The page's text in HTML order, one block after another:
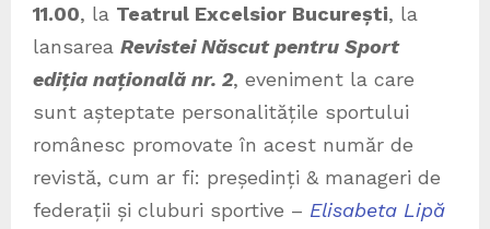
11.00, la Teatrul Excelsior București, la
lansarea Revistei Născut pentru Sport
ediția națională nr. 2, eveniment la care
sunt așteptate personalitățile sportului
românesc promovate în acest număr de
revistă, cum ar fi: președinți & manageri de
federații și cluburi sportive – Elisabeta Lipă